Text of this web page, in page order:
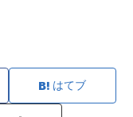
はてブ